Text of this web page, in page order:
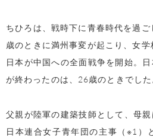
ちひろは、戦時下に青春時代を過
歳のときに満州事変が起こり、女
日本が中国への全面戦争を開始。
が終わったのは、26歳のときでした
父親が陸軍の建築技師として、母
日本連合女子青年団の主事（※1）